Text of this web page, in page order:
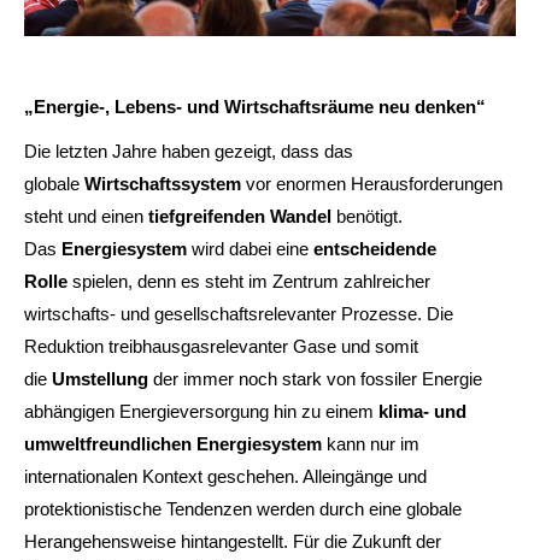
„Energie-, Lebens- und Wirtschaftsräume neu denken“
Die letzten Jahre haben gezeigt, dass das
globale Wirtschaftssystem vor enormen Herausforderungen
steht und einen tiefgreifenden Wandel benötigt.
Das Energiesystem wird dabei eine entscheidende
Rolle spielen, denn es steht im Zentrum zahlreicher
wirtschafts- und gesellschaftsrelevanter Prozesse. Die
Reduktion treibhausgasrelevanter Gase und somit
die Umstellung der immer noch stark von fossiler Energie
abhängigen Energieversorgung hin zu einem klima- und
umweltfreundlichen Energiesystem kann nur im
internationalen Kontext geschehen. Alleingänge und
protektionistische Tendenzen werden durch eine globale
Herangehensweise hintangestellt. Für die Zukunft der